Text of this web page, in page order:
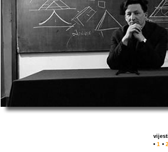
• 1 • 2